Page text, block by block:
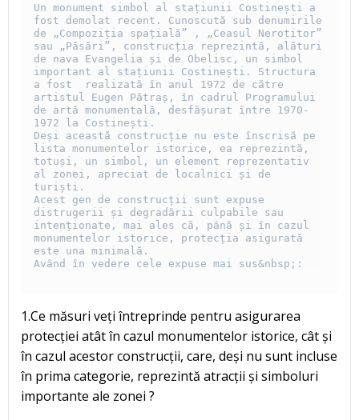
Un monument simbol al stațiunii Costinești a
fost demolat recent. Cunoscută sub denumirile
de „Compoziția spațială” , „Ceasul Nerotitor”
sau „Păsări”, construcția reprezintă, alături
de nava Evangelia și de Obelisc, un simbol
important al stațiunii Costinești. Structura
a fost  realizată în anul 1972 de către
artistul Eugen Pătraș, în cadrul Programului
de artă monumentală, desfășurat între 1970-
1972 la Costinești.
Deși această construcție nu este înscrisă pe
lista monumentelor istorice, ea reprezintă,
totuși, un simbol, un element reprezentativ
al zonei, apreciat de localnici și de
turiști.
Acest gen de construcții sunt expuse
distrugerii și degradării culpabile sau
intenționate, mai ales că, până și în cazul
monumentelor istorice, protecția asigurată
este una minimală.
Având în vedere cele expuse mai sus&nbsp;:
1.Ce măsuri veți întreprinde pentru asigurarea
protecției atât în cazul monumentelor istorice, cât și
în cazul acestor construcții, care, deși nu sunt incluse
în prima categorie, reprezintă atracții și simboluri
importante ale zonei ?